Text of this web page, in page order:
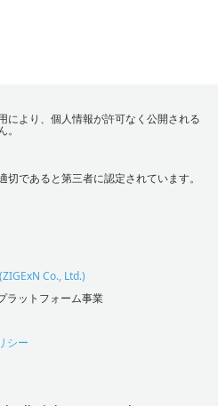
により、個人情報が許可なく公開される
切であると第三者に認定されています。
Co., Ltd.)
ラットフォーム事業
シー